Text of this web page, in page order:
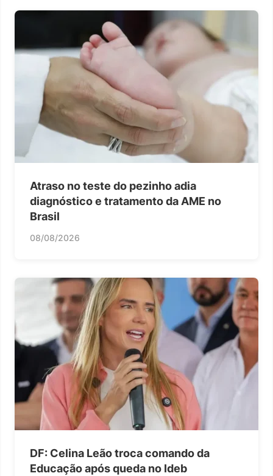
Atraso no teste do pezinho adia
diagnóstico e tratamento da AME no
Brasil
08/08/2026
DF: Celina Leão troca comando da
Educação após queda no Ideb